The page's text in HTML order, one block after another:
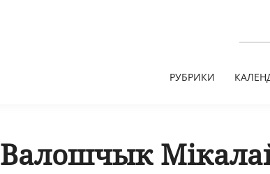
РУБРИКИ
Валошчык